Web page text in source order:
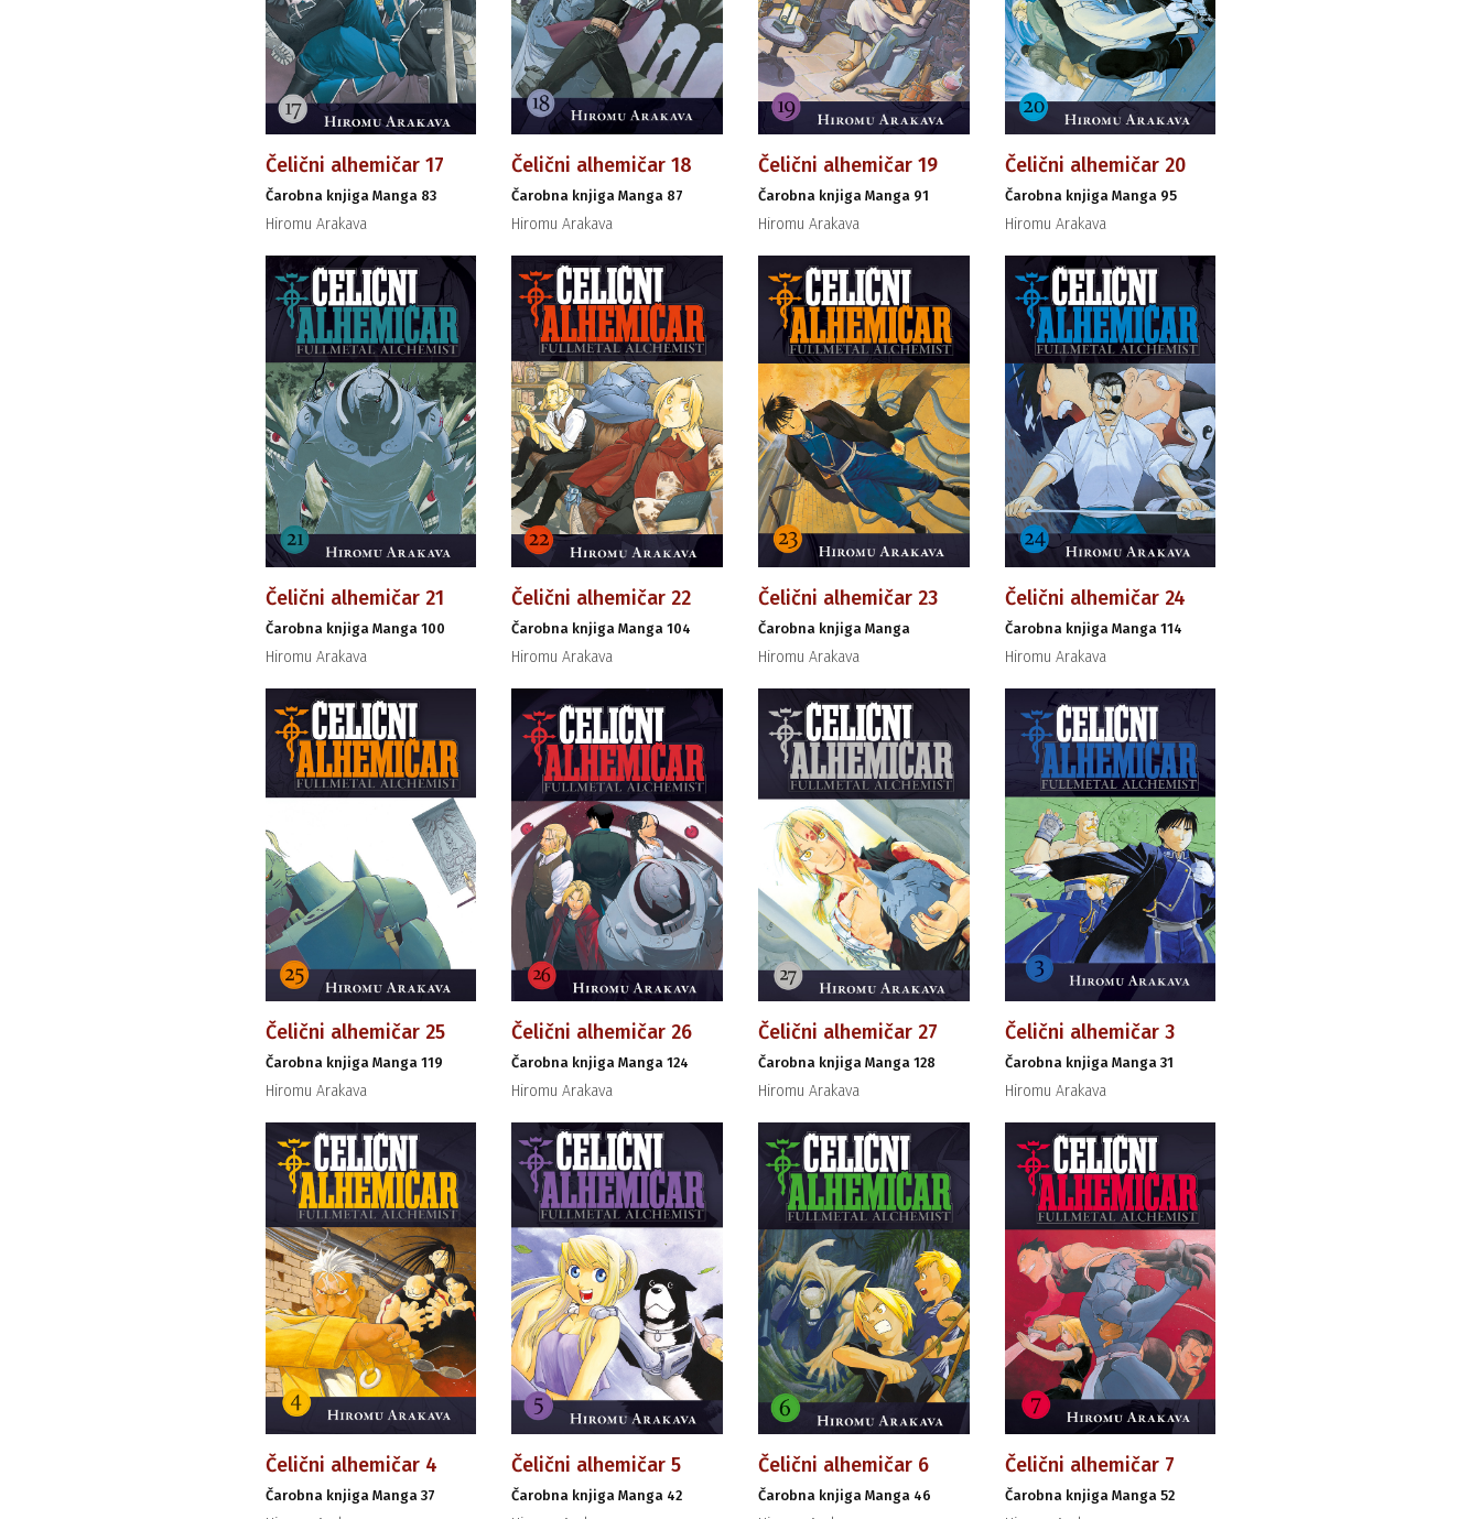
Čelični alhemičar 17
Čarobna knjiga Manga 83
Hiromu Arakava
Čelični alhemičar 18
Čarobna knjiga Manga 87
Hiromu Arakava
Čelični alhemičar 19
Čarobna knjiga Manga 91
Hiromu Arakava
Čelični alhemičar 20
Čarobna knjiga Manga 95
Hiromu Arakava
Čelični alhemičar 21
Čarobna knjiga Manga 100
Hiromu Arakava
Čelični alhemičar 22
Čarobna knjiga Manga 104
Hiromu Arakava
Čelični alhemičar 23
Čarobna knjiga Manga
Hiromu Arakava
Čelični alhemičar 24
Čarobna knjiga Manga 114
Hiromu Arakava
Čelični alhemičar 25
Čarobna knjiga Manga 119
Hiromu Arakava
Čelični alhemičar 26
Čarobna knjiga Manga 124
Hiromu Arakava
Čelični alhemičar 27
Čarobna knjiga Manga 128
Hiromu Arakava
Čelični alhemičar 3
Čarobna knjiga Manga 31
Hiromu Arakava
Čelični alhemičar 4
Čarobna knjiga Manga 37
Čelični alhemičar 5
Čarobna knjiga Manga 42
Čelični alhemičar 6
Čarobna knjiga Manga 46
Čelični alhemičar 7
Čarobna knjiga Manga 52